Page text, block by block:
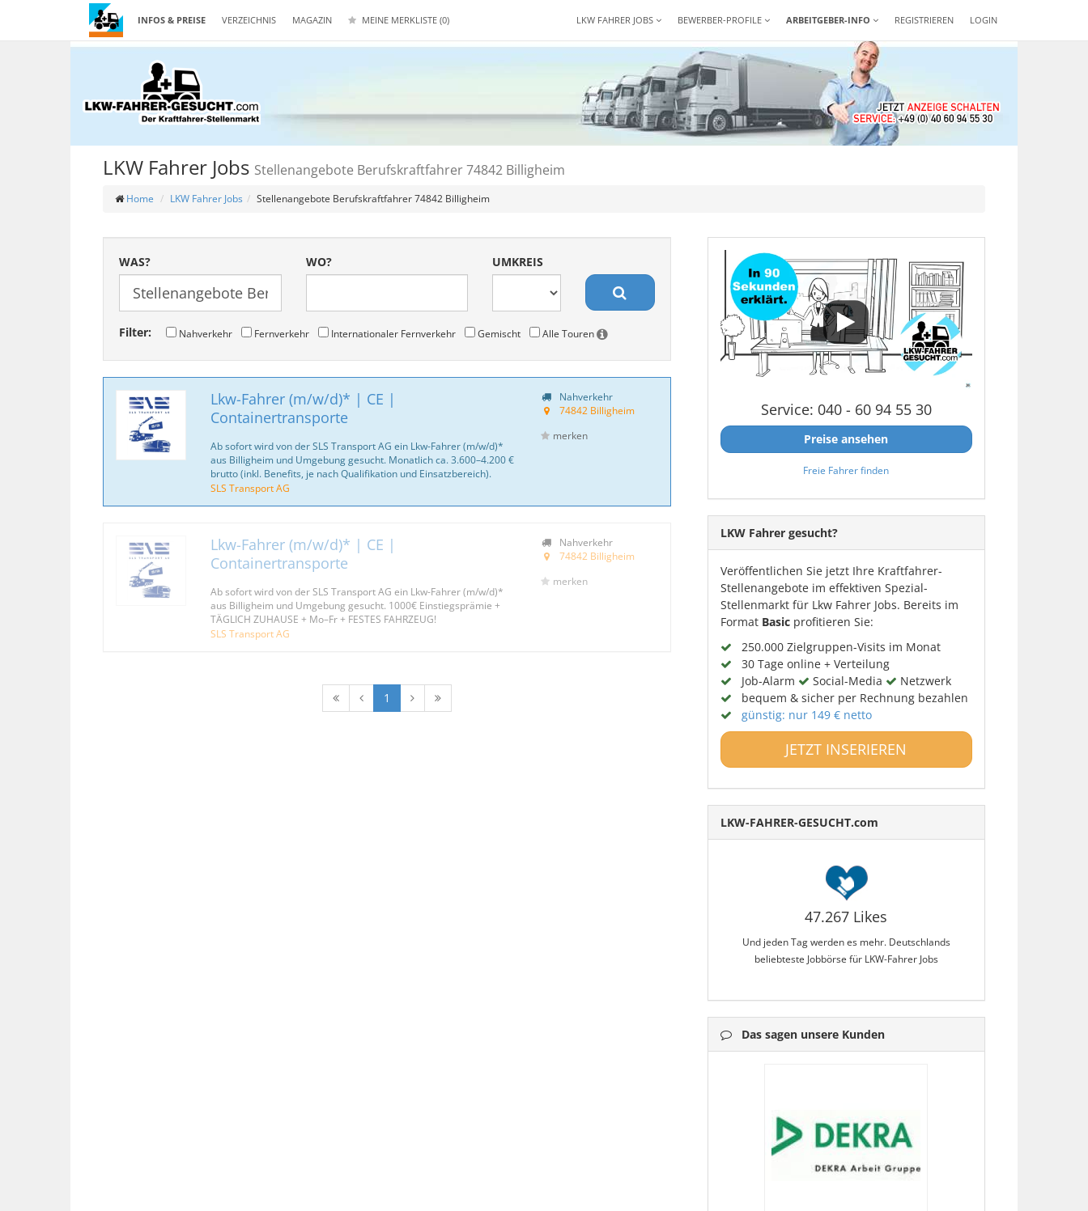
INFOS & PREISE VERZEICHNIS MAGAZIN MEINE MERKLISTE (0) REGISTRIEREN LOGIN
LKW FAHRER JOBS BEWERBER-PROFILE ARBEITGEBER-INFO
LKW Fahrer Jobs Stellenangebote Berufskraftfahrer 74842 Billigheim
Home LKW Fahrer Jobs Stellenangebote Berufskraftfahrer 74842 Billigheim
WAS? WO? UMKREIS
Filter: Nahverkehr Fernverkehr Internationaler Fernverkehr Gemischt Alle Touren
Lkw-Fahrer (m/w/d)* | CE |
Containertransporte
Ab sofort wird von der SLS Transport AG ein Lkw-Fahrer (m/w/d)*
aus Billigheim und Umgebung gesucht. Monatlich ca. 3.600–4.200 €
brutto (inkl. Benefits, je nach Qualifikation und Einsatzbereich).
SLS Transport AG
Nahverkehr
74842 Billigheim
merken
Lkw-Fahrer (m/w/d)* | CE |
Containertransporte
Ab sofort wird von der SLS Transport AG ein Lkw-Fahrer (m/w/d)*
aus Billigheim und Umgebung gesucht. 1000€ Einstiegsprämie +
TÄGLICH ZUHAUSE + Mo–Fr + FESTES FAHRZEUG!
SLS Transport AG
Nahverkehr
74842 Billigheim
merken
1
Service: 040 - 60 94 55 30
Preise ansehen
Freie Fahrer finden
LKW Fahrer gesucht?
Veröffentlichen Sie jetzt Ihre Kraftfahrer-
Stellenangebote im effektiven Spezial-
Stellenmarkt für Lkw Fahrer Jobs. Bereits im
Format Basicprofitieren Sie:
250.000 Zielgruppen-Visits im Monat
30 Tage online + Verteilung
Job-Alarm
Social-Media
Netzwerk
bequem & sicher per Rechnung bezahlen
günstig: nur 149 € netto
JETZT INSERIEREN
LKW-FAHRER-GESUCHT.com
47.267 Likes
Und jeden Tag werden es mehr. Deutschlands
beliebteste Jobbörse für LKW-Fahrer Jobs
Das sagen unsere Kunden